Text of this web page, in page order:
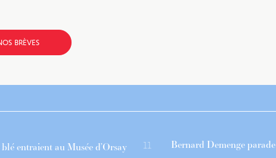
BRÈVES
entraient au Musée d’Orsay 11 Bernard Demenge parade